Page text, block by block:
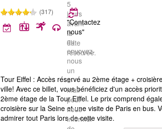
5
jours
avant
la
date
réservée.
(317)
"Contactez
nous"
ou
envoyez-
nous
un
e-
mail
pour
nous
informer
Tour Eiffel : Accès réservé au 2ème étage +
ville! Avec ce billet, vous bénéficiez d'un accès
2ème étage de la Tour Eiffel. Le prix comprend
croisière sur la Seine et une visite de Paris en bus.
admirer tout Paris lors de cette visite.